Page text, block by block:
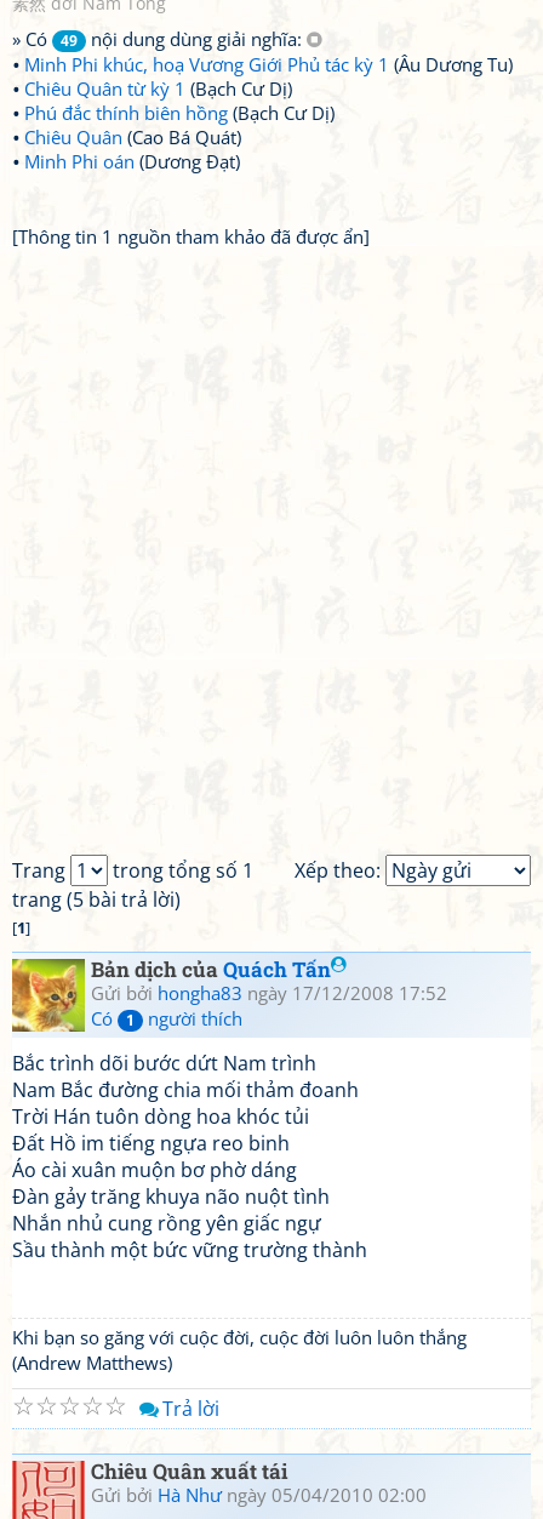
» Có 49
nội dung dùng giải nghĩa:
Minh Phi khúc, hoạ Vương Giới Phủ tác kỳ 1 (Âu Dương Tu)
Chiêu Quân từ kỳ 1 (Bạch Cư Dị)
Phú đắc thính biên hồng (Bạch Cư Dị)
Chiêu Quân (Cao Bá Quát)
Minh Phi oán (Dương Đạt)
[Thông tin 1 nguồn tham khảo đã được ẩn]
Xếp theo:
Trang
trong tổng số 1
trang (5 bài trả lời)
[1]
Bản dịch củaQuách Tấn
Gửi bởi hongha83 ngày 17/12/2008 17:52
Có
1 người thích
Bắc trình dõi bước dứt Nam trình
Nam Bắc đường chia mối thảm đoanh
Trời Hán tuôn dòng hoa khóc tủi
Đất Hồ im tiếng ngựa reo binh
Áo cài xuân muộn bơ phờ dáng
Đàn gảy trăng khuya não nuột tình
Nhắn nhủ cung rồng yên giấc ngự
Sầu thành một bức vững trường thành
Khi bạn so găng với cuộc đời, cuộc đời luôn luôn thắng
(Andrew Matthews)
☆
☆
☆
☆
☆ Trả lời
Chiêu Quân xuất tái
Gửi bởi Hà Nhưngày 05/04/2010 02:00